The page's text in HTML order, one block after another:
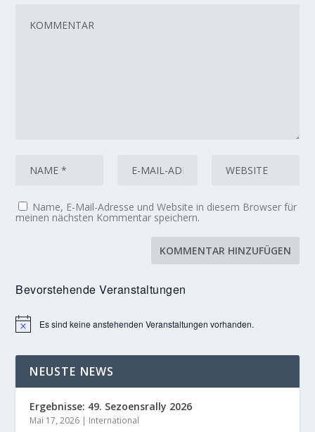
Name, E-Mail-Adresse und Website in diesem Browser für
meinen nächsten Kommentar speichern.
Bevorstehende Veranstaltungen
HinweisEs sind keine anstehenden Veranstaltungen vorhanden.
NEUSTE NEWS
Ergebnisse: 49. Sezoensrally 2026
Mai 17, 2026 | International